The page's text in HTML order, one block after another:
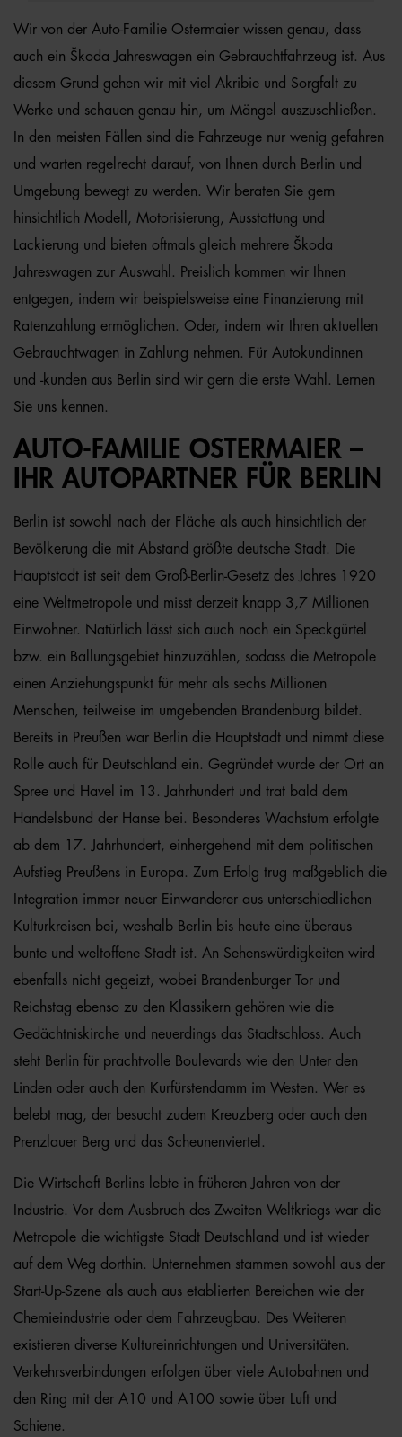
Wir von der Auto-Familie Ostermaier wissen genau, dass
auch ein Škoda Jahreswagen ein Gebrauchtfahrzeug ist. Aus
diesem Grund gehen wir mit viel Akribie und Sorgfalt zu
Werke und schauen genau hin, um Mängel auszuschließen.
In den meisten Fällen sind die Fahrzeuge nur wenig gefahren
und warten regelrecht darauf, von Ihnen durch Berlin und
Umgebung bewegt zu werden. Wir beraten Sie gern
hinsichtlich Modell, Motorisierung, Ausstattung und
Lackierung und bieten oftmals gleich mehrere Škoda
Jahreswagen zur Auswahl. Preislich kommen wir Ihnen
entgegen, indem wir beispielsweise eine Finanzierung mit
Ratenzahlung ermöglichen. Oder, indem wir Ihren aktuellen
Gebrauchtwagen in Zahlung nehmen. Für Autokundinnen
und -kunden aus Berlin sind wir gern die erste Wahl. Lernen
Sie uns kennen.
AUTO-FAMILIE OSTERMAIER –
IHR AUTOPARTNER FÜR BERLIN
Berlin ist sowohl nach der Fläche als auch hinsichtlich der
Bevölkerung die mit Abstand größte deutsche Stadt. Die
Hauptstadt ist seit dem Groß-Berlin-Gesetz des Jahres 1920
eine Weltmetropole und misst derzeit knapp 3,7 Millionen
Einwohner. Natürlich lässt sich auch noch ein Speckgürtel
bzw. ein Ballungsgebiet hinzuzählen, sodass die Metropole
einen Anziehungspunkt für mehr als sechs Millionen
Menschen, teilweise im umgebenden Brandenburg bildet.
Bereits in Preußen war Berlin die Hauptstadt und nimmt diese
Rolle auch für Deutschland ein. Gegründet wurde der Ort an
Spree und Havel im 13. Jahrhundert und trat bald dem
Handelsbund der Hanse bei. Besonderes Wachstum erfolgte
ab dem 17. Jahrhundert, einhergehend mit dem politischen
Aufstieg Preußens in Europa. Zum Erfolg trug maßgeblich die
Integration immer neuer Einwanderer aus unterschiedlichen
Kulturkreisen bei, weshalb Berlin bis heute eine überaus
bunte und weltoffene Stadt ist. An Sehenswürdigkeiten wird
ebenfalls nicht gegeizt, wobei Brandenburger Tor und
Reichstag ebenso zu den Klassikern gehören wie die
Gedächtniskirche und neuerdings das Stadtschloss. Auch
steht Berlin für prachtvolle Boulevards wie den Unter den
Linden oder auch den Kurfürstendamm im Westen. Wer es
belebt mag, der besucht zudem Kreuzberg oder auch den
Prenzlauer Berg und das Scheunenviertel.
Die Wirtschaft Berlins lebte in früheren Jahren von der
Industrie. Vor dem Ausbruch des Zweiten Weltkriegs war die
Metropole die wichtigste Stadt Deutschland und ist wieder
auf dem Weg dorthin. Unternehmen stammen sowohl aus der
Start-Up-Szene als auch aus etablierten Bereichen wie der
Chemieindustrie oder dem Fahrzeugbau. Des Weiteren
existieren diverse Kultureinrichtungen und Universitäten.
Verkehrsverbindungen erfolgen über viele Autobahnen und
den Ring mit der A10 und A100 sowie über Luft und
Schiene.